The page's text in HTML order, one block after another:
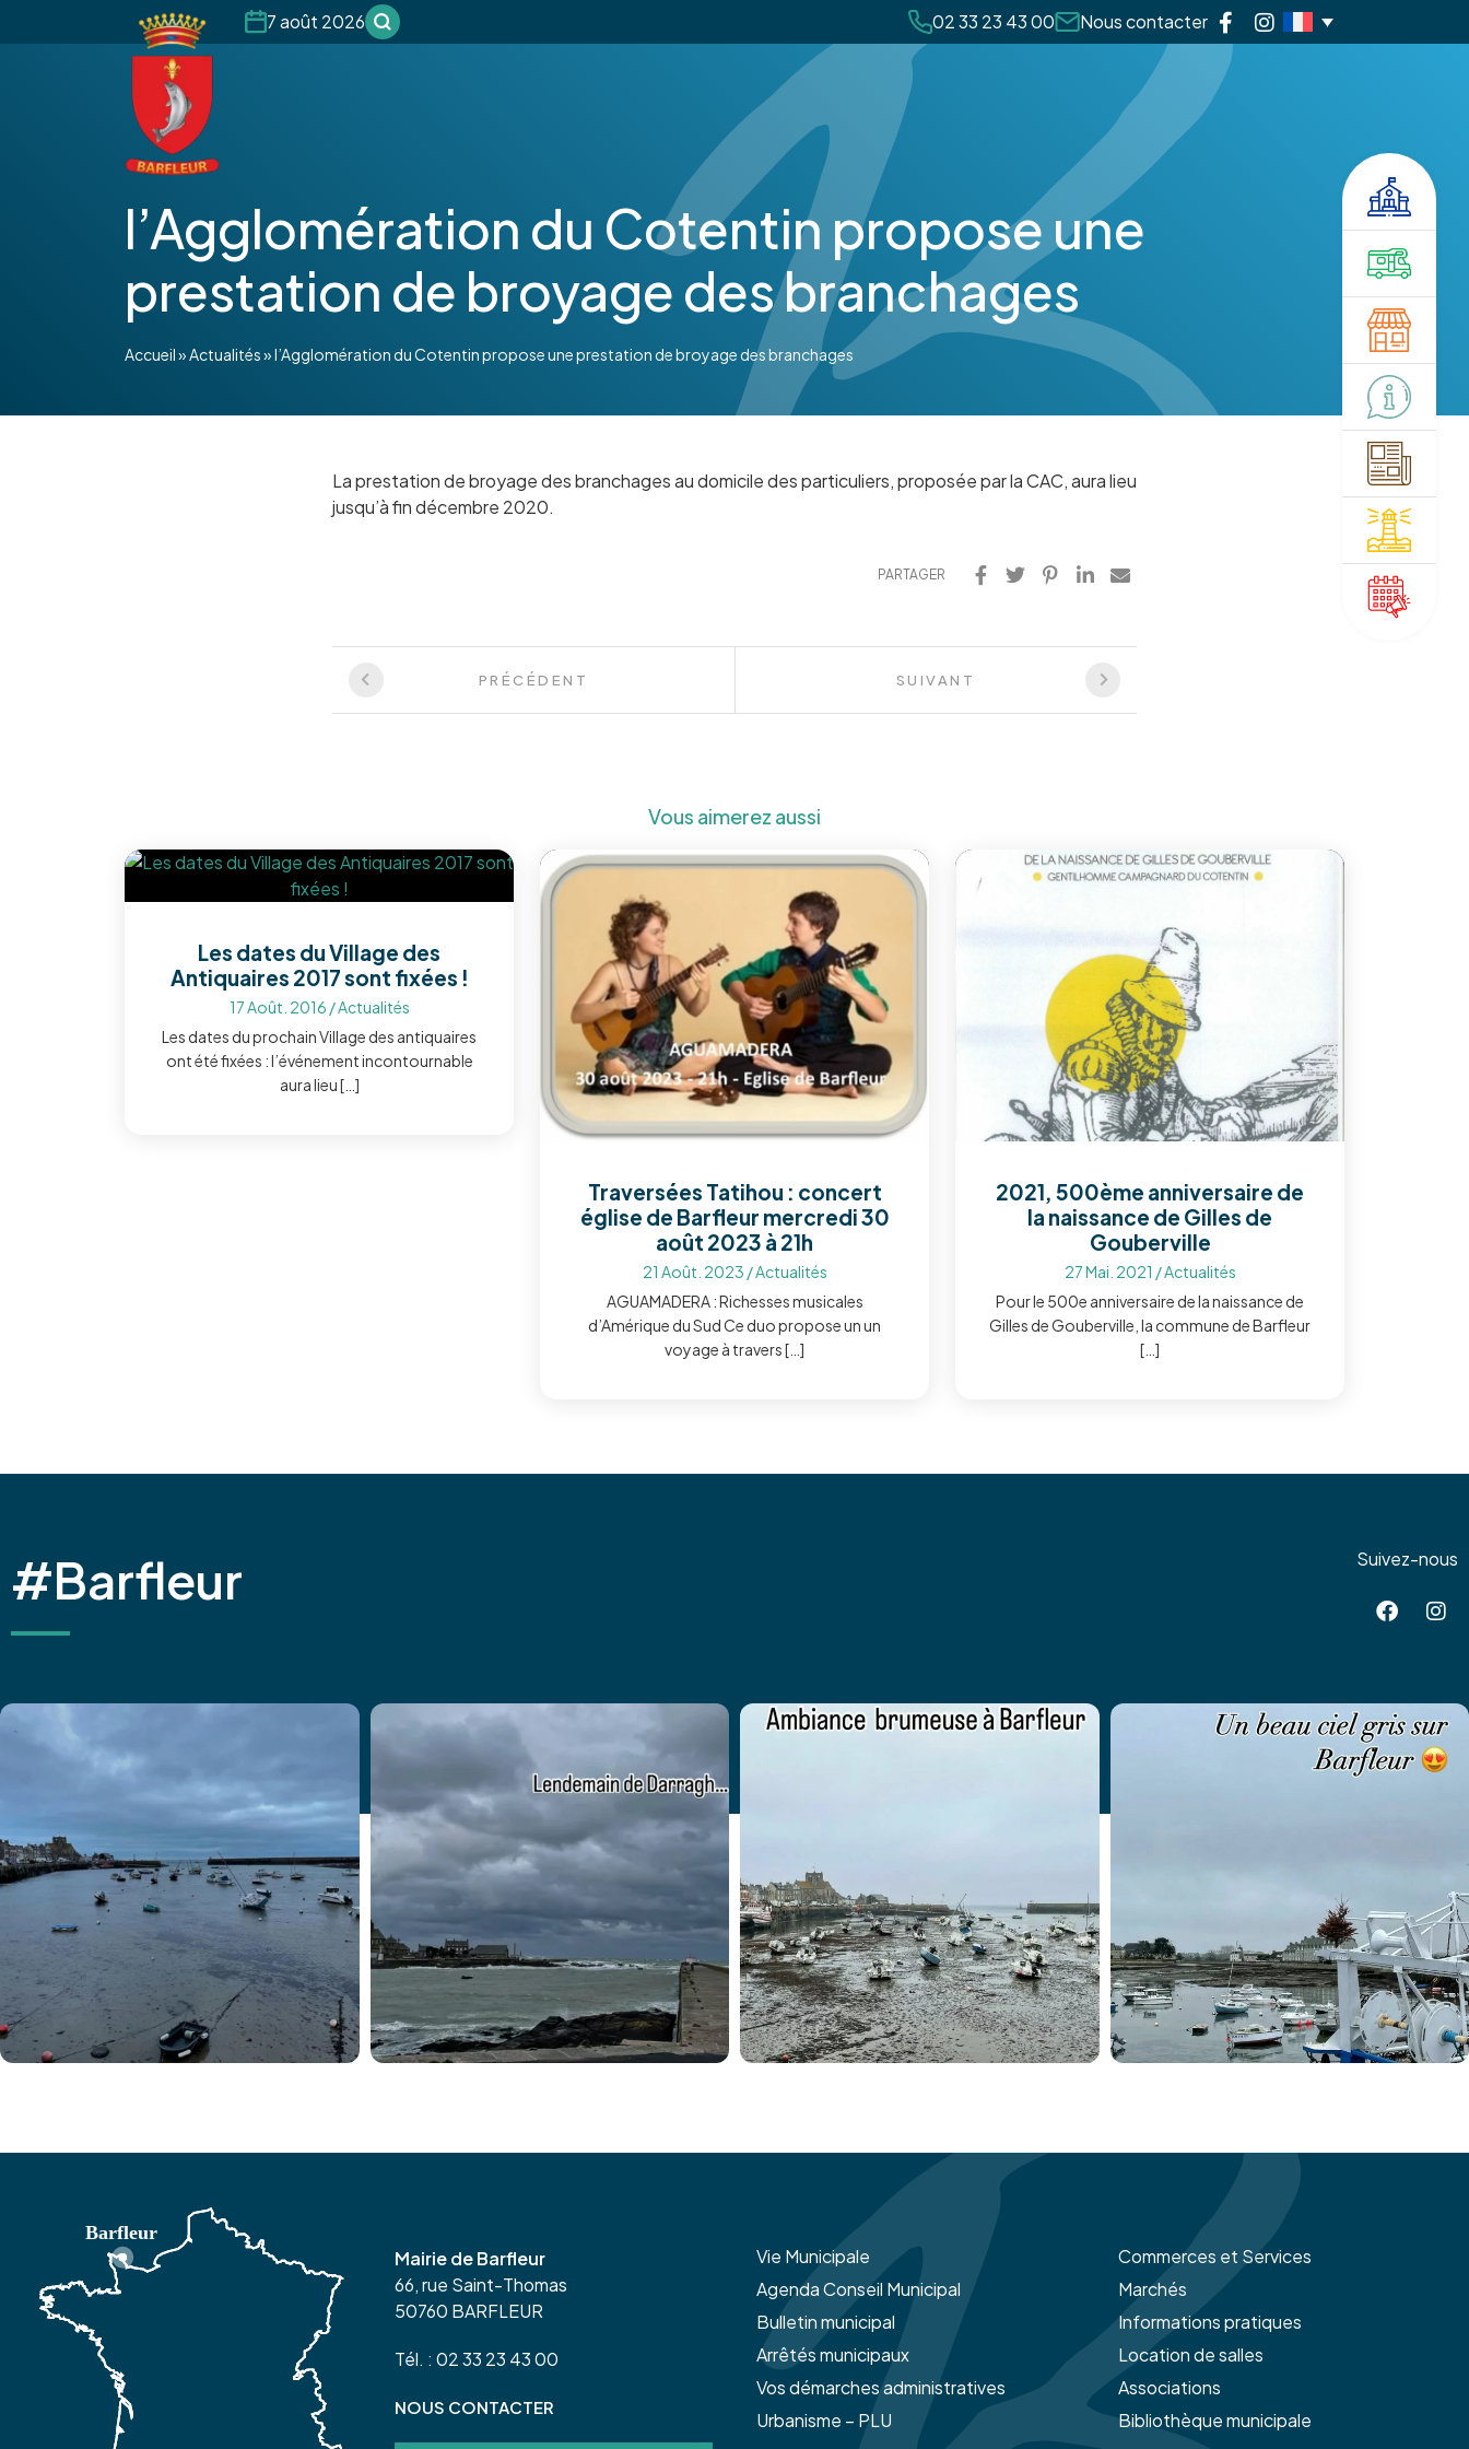
7 août 2026 02 33 23 43 00 Nous contacter
l’Agglomération du Cotentin propose une
prestation de broyage des branchages
Accueil»Actualités»l’Agglomération du Cotentin propose une prestation de broyage des branchages
La prestation de broyage des branchages au domicile des particuliers, proposée par la CAC, aura lieu
jusqu’à fin décembre 2020.
PARTAGER
PRÉCÉDENT SUIVANT
Vous aimerez aussi
Les dates du Village des
Antiquaires 2017 sont fixées !
17 Août. 2016 /Actualités
Les dates du prochain Village des antiquaires
ont été fixées : l’événement incontournable
aura lieu […]
Traversées Tatihou : concert
église de Barfleur mercredi 30
août 2023 à 21h
21 Août. 2023 /Actualités
AGUAMADERA : Richesses musicales
d’Amérique du Sud Ce duo propose un un
voyage à travers […]
2021, 500ème anniversaire de
la naissance de Gilles de
Gouberville
27 Mai. 2021 /Actualités
Pour le 500e anniversaire de la naissance de
Gilles de Gouberville, la commune de Barfleur
[…]
#Barfleur Suivez-nous
Mairie de Barfleur
66, rue Saint-Thomas
50760 BARFLEUR
Tél. : 02 33 23 43 00
NOUS CONTACTER
Vie Municipale
Agenda Conseil Municipal
Bulletin municipal
Arrêtés municipaux
Vos démarches administratives
Urbanisme – PLU
Commerces et Services
Marchés
Informations pratiques
Location de salles
Associations
Bibliothèque municipale